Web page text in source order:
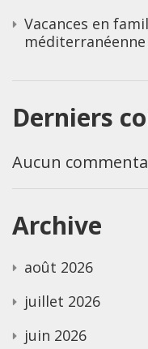
Vacances en
méditerranéenne
Derniers
Aucun
Archive
août 2026
juillet 2026
juin 2026